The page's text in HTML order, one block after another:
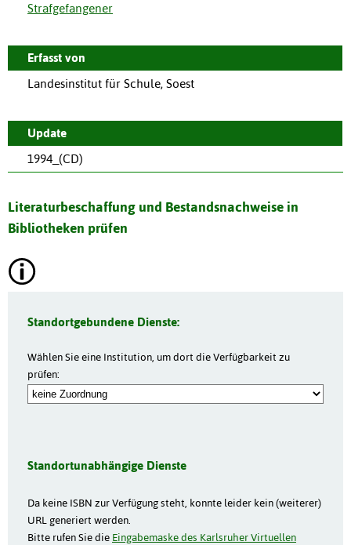
Strafgefangener
Erfasst von
Landesinstitut für Schule, Soest
Update
1994_(CD)
Literaturbeschaffung und Bestandsnachweise in
Bibliotheken prüfen
Standortgebundene Dienste:
Wählen Sie eine Institution, um dort die Verfügbarkeit zu
prüfen:
Standortunabhängige Dienste
Da keine ISBN zur Verfügung steht, konnte leider kein (weiterer)
URL generiert werden.
Bitte rufen Sie die Eingabemaske des Karlsruher Virtuellen